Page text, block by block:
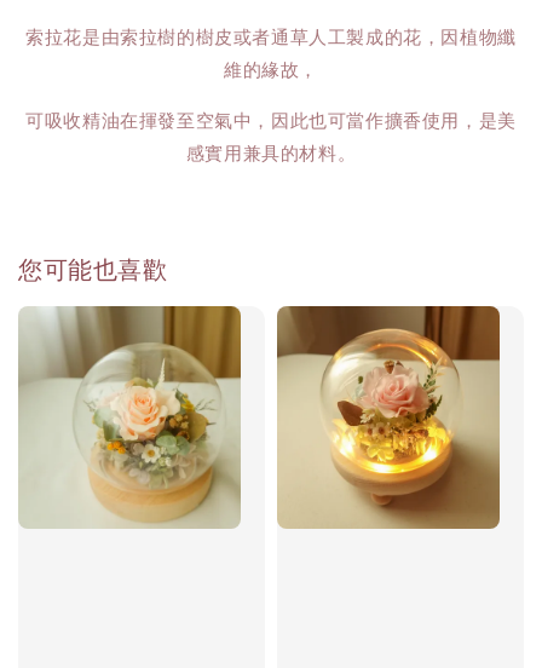
索拉花是由索拉樹的樹皮或者通草人工製成的花，因植物纖
維的緣故，
可吸收精油在揮發至空氣中，因此也可當作擴香使用，是美
感實用兼具的材料。
您可能也喜歡